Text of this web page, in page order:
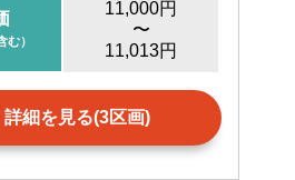
む）
11,000円
〜
11,013円
詳細を見る(3区画)